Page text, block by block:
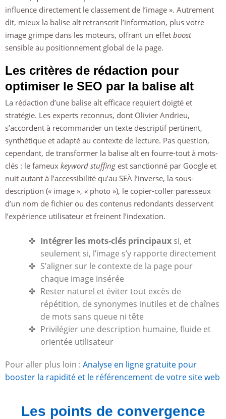
influence directement le classement de l’image ». Autrement
dit, mieux la balise alt retranscrit l’information, plus votre
image grimpe dans les moteurs, offrant un effet boost
sensible au positionnement global de la page.
Les critères de rédaction pour
optimiser le SEO par la balise alt
La rédaction d’une balise alt efficace requiert doigté et
stratégie. Les experts reconnus, dont Olivier Andrieu,
s’accordent à recommander un texte descriptif pertinent,
synthétique et adapté au contexte de lecture. Pas question,
cependant, de transformer la balise alt en fourre-tout à mots-
clés : le fameux keyword stuffing est sanctionné par Google et
nuit autant à l’accessibilité qu’au SEÀ l’inverse, la sous-
description (« image », « photo »), le copier-coller paresseux
d’un nom de fichier ou des contenus redondants desservent
l’expérience utilisateur et freinent l’indexation.
Intégrer les mots-clés principaux si, et
seulement si, l’image s’y rapporte directement
S’aligner sur le contexte de la page pour
chaque image insérée
Rester naturel et éviter tout excès de
répétition, de synonymes inutiles et de chaînes
de mots sans queue ni tête
Privilégier une description humaine, fluide et
orientée utilisateur
Pour aller plus loin : Analyse en ligne gratuite pour
booster la rapidité et le référencement de votre site web
Les points de convergence